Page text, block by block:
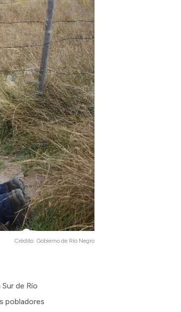
Crédito: Gobierno de Río Negro
de Río
pobladores